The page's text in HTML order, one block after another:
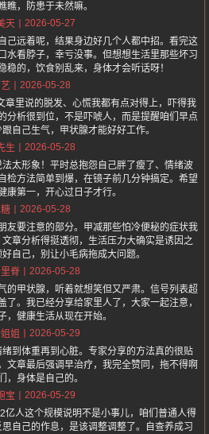
瞧，防患于未然嘛。
天
2026-05-27
己远着呢，结果身边好几个人都中招。看完这
水看脖子，幸亏没事。但想想生活里那些坏习
稳的，饮食别乱来，身体才会听话呀！
2026-05-28
章里说的脱发、心慌我都有点对得上，吓得我
分析很到位，不是吓唬人，而是提醒咱们早点
自己生气，甲状腺才能好好工作。
生
2026-05-28
太形象！平时总抱怨自己胖了瘦了、情绪波
检方法简单到爆，在镜子前几分钟搞定。希望
康第一，开心过日子才行。
2026-05-28
友要注意的部分。甲减那些怕冷便秘的症状我
章分析得挺透彻，生活压力大确实是诱因之
自己，别让小毛病拖成大问题。
脊
2026-05-28
的甲状腺，听着就想笑但又严肃。信号列表超
。我已经分享给家里人了，大家一起注意，
，健康生活从现在开始。
姐
2026-05-29
到体重再到心脏。专家分享的方法真的很贴
文章最后强调早治疗，我完全赞同，拖不得啊
，身体是自己的。
宝
2026-05-29
亿人这个规模说明不是小事儿，咱们普通人得
自己的作息，是该调整调整了。自查养成习